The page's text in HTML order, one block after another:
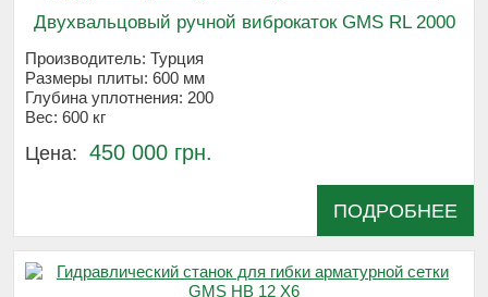
Двухвальцовый ручной виброкаток GMS RL 2000
Производитель: Турция
Размеры плиты: 600 мм
Глубина уплотнения: 200
Вес: 600 кг
Цена: 450 000 грн.
ПОДРОБНЕЕ